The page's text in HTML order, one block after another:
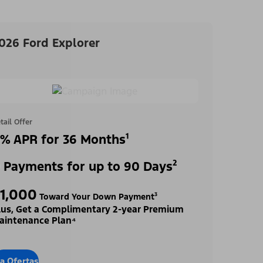
Ford Explorer
Offer
APR for 36 Months¹
Payments for up to 90 Days²
Toward Your Down Payment³
Get a Complimentary 2-year Premium
Plan⁴
Ofertas